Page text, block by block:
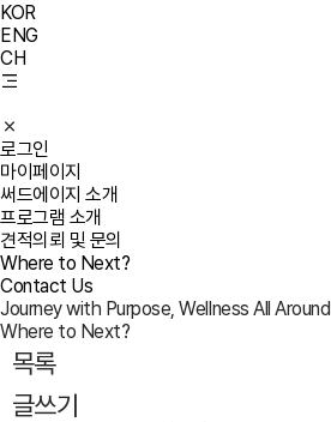
KOR
ENG
CH
로그인
마이페이지
써드에이지 소개
프로그램 소개
견적의뢰 및 문의
Where to Next?
Contact Us
Journey with Purpose, Wellness All Around
Where to Next?
목록
글쓰기